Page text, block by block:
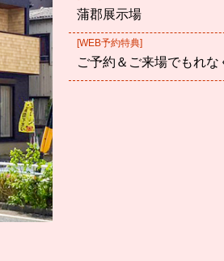
蒲郡展示場
[WEB予約特典]
ご予約＆ご来場でもれな